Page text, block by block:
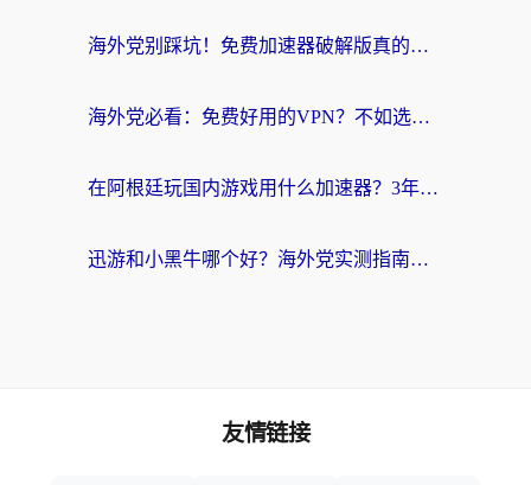
海外党别踩坑！免费加速器破解版真的能用？教你无缝访问国内资源的正确姿势
海外党必看：免费好用的VPN？不如选对转国内加速器实现无缝追剧
在阿根廷玩国内游戏用什么加速器？3年海外党亲测实用指南
迅游和小黑牛哪个好？海外党实测指南，选对中国地址加速器才能无缝刷国内资源
友情链接